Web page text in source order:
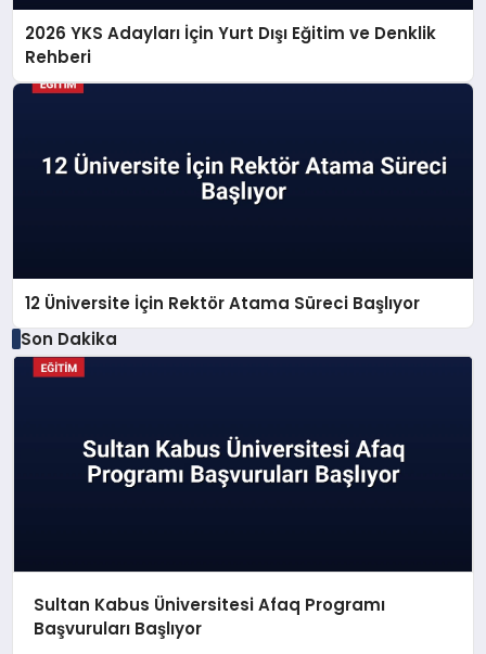
2026 YKS Adayları İçin Yurt Dışı Eğitim ve Denklik
Rehberi
12 Üniversite İçin Rektör Atama Süreci Başlıyor
Son Dakika
Sultan Kabus Üniversitesi Afaq Programı
Başvuruları Başlıyor